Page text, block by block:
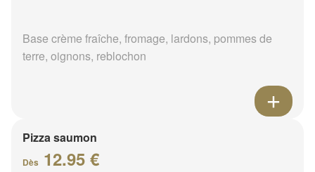
Base crème fraîche, fromage, lardons, pommes de
terre, oignons, reblochon
Pizza saumon
Dès 12.95 €